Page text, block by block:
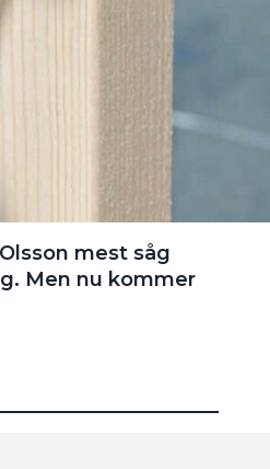
mest såg
Men nu kommer